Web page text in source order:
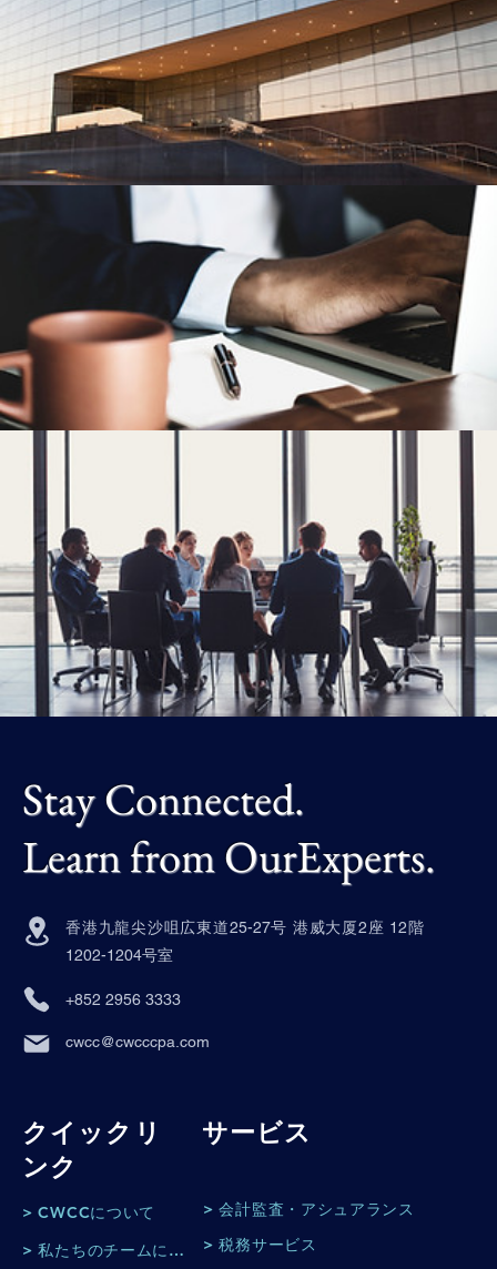
Stay Connected.
Learn from OurExperts.
香港九龍尖沙咀広東道25-27号 港威大厦2座 12階
1202-1204号室
+852 2956 3333
cwcc@cwcccpa.com
クイックリ
ンク
> CWCCについて
> 私たちのチームについて
サービス
> 会計監査・アシュアランス
> 税務サービス